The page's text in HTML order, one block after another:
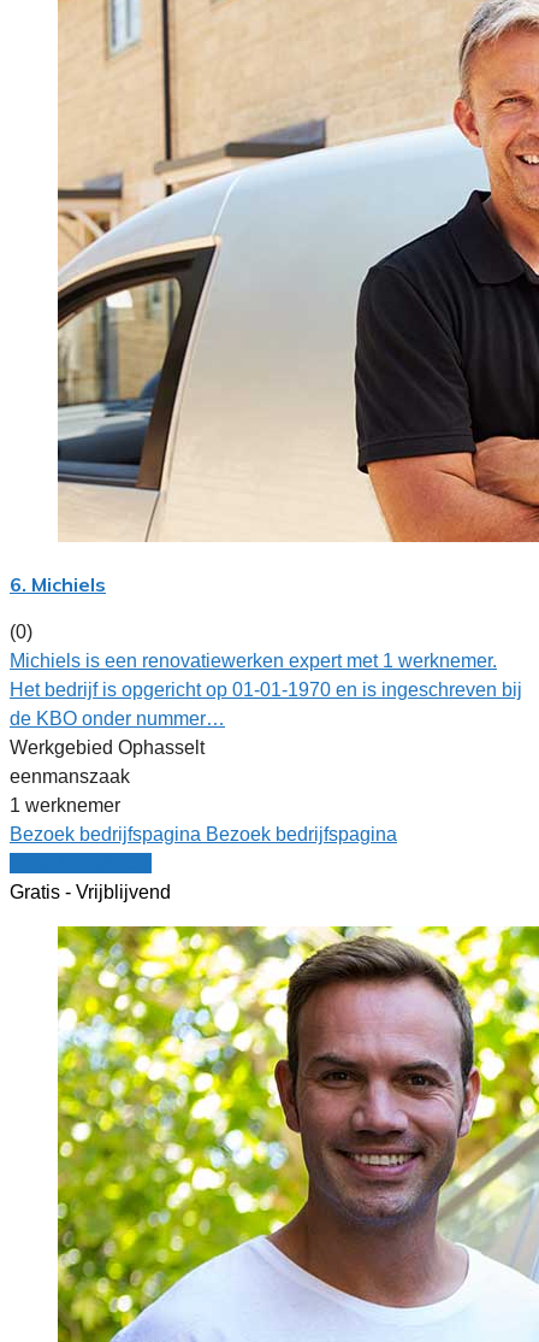
6. Michiels
(0)
Michiels is een renovatiewerken expert met 1 werknemer.
Het bedrijf is opgericht op 01-01-1970 en is ingeschreven bij
de KBO onder nummer…
Werkgebied Ophasselt
eenmanszaak
1 werknemer
Bezoek bedrijfspagina Bezoek bedrijfspagina
Gratis - Vrijblijvend